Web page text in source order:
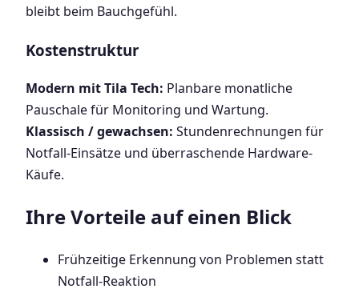
bleibt beim Bauchgefühl.
Kostenstruktur
Modern mit Tila Tech: Planbare monatliche
Pauschale für Monitoring und Wartung.
Klassisch / gewachsen: Stundenrechnungen für
Notfall-Einsätze und überraschende Hardware-
Käufe.
Ihre Vorteile auf einen Blick
Frühzeitige Erkennung von Problemen statt
Notfall-Reaktion